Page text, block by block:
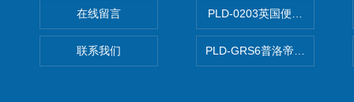
在线留言
联系我们
PLD-0203英国便携式油品颗
PLD-GRS6普洛帝全自动微量